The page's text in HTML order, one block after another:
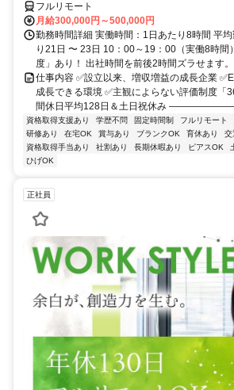
フルリモート
月給300,000円～500,000円
勤務時間詳細 実働時間：1日あたり8時間 平
り21日 〜 23日 10：00～19：00（実働8時間
度」あり！ 出社時間を前後2時間ズラせます
仕事内容 ✅設立以来、増収増益の成長企業
成長できる環境 ✅主観によらない評価制度「
間休日平均128日＆土日祝休み
資格取得支援あり 学歴不問 固定時間制 フルリモート
研修あり
在宅OK 賞与あり ブランクOK 育休あり 交
資格取得手当あり
社割あり 長期休暇あり ピアスOK
ひげOK
正社員